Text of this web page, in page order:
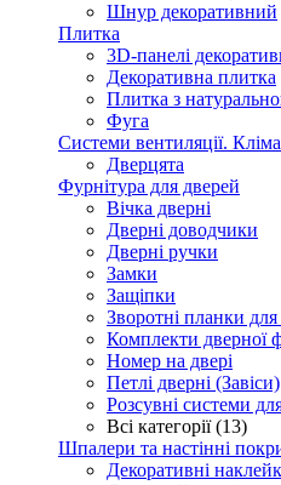
Шнур декоративний
Плитка
3D-панелі
Декоративна плитка
Плитка з
Фуга
Системи вентиляції.
Дверцята
Фурнітура для дверей
Вічка дверні
Дверні доводчики
Дверні ручки
Замки
Защіпки
Зворотні планки для
Комплекти дверної
Номер на двері
Петлі дверні (Завіси)
Розсувні системи
Всі категорії (13)
Шпалери та настінні
Декоративні